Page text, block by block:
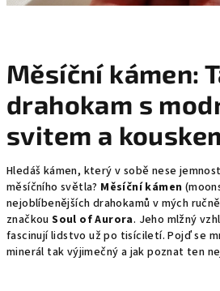
Měsíční kámen:
drahokam s
svitem a
Hledáš kámen, který v sobě nese
měsíčního světla? Měsíční kámen
nejoblíbenějších drahokamů v mých
značkouSoul of Aurora. Jeho mlžný
fascinují lidstvo už po tisíciletí. Pojď se
minerál tak výjimečný a jak poznat ten